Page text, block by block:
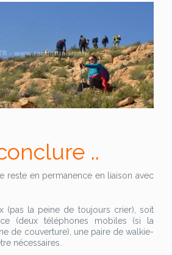
..
reste en permanence en liaison avec
(pas la peine de toujours crier), soit
(deux téléphones mobiles (si la
de couverture), une paire de walkie-
nécessaires.